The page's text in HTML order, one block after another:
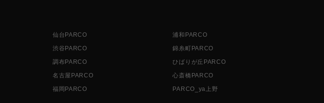
仙台PARCO
浦和PARCO
渋谷PARCO
錦糸町PARCO
調布PARCO
ひばりが丘PARCO
名古屋PARCO
心斎橋PARCO
福岡PARCO PARCO_ya上野